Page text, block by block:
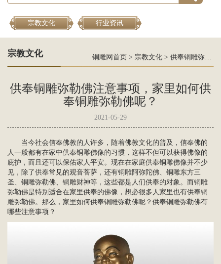
宗教文化 行业资讯
宗教文化 铜雕网首页 > 宗教文化 > 供奉铜雕弥勒佛注意事项，家里如何供奉铜雕弥勒佛呢？
供奉铜雕弥勒佛注意事项，家里如何供
奉铜雕弥勒佛呢？
2021-05-29
当今社会信奉佛教的人许多，随着佛教文化的普及，信奉佛的
人一般都有在家中供奉铜雕佛像的习惯，这样不但可以获得佛像的
庇护，而且还可以保佑家人平安。现在在家庭供奉铜雕佛像并不少
见，除了供奉常见的观音菩萨 ，还有铜雕阿弥陀佛 、铜雕东方三
圣
铜雕弥勒佛 、铜雕财神等，这些都是人们供奉的对象。而铜雕
弥勒佛是特别适合在家里供奉的佛像，想必很多人家里也有供奉铜
雕弥勒佛。那么，家里如何供奉铜雕弥勒佛呢？供奉铜雕弥勒佛有
哪些注意事项？